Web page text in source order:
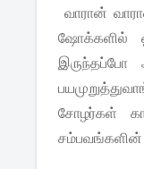
வாரான்
ஷோக்களில்
இருந்தப்போ
சோழர்கள்
சம்பவங்களின்